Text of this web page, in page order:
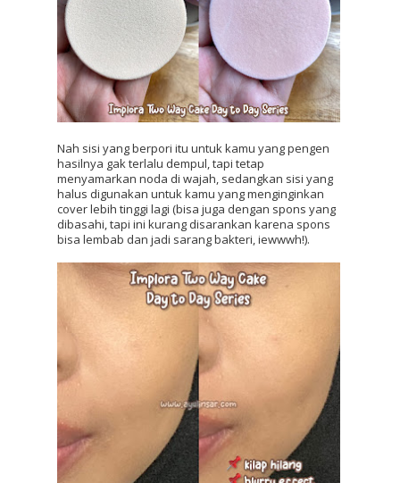
Nah sisi yang berpori itu untuk kamu yang pengen
hasilnya gak terlalu dempul, tapi tetap
menyamarkan noda di wajah, sedangkan sisi yang
halus digunakan untuk kamu yang menginginkan
cover lebih tinggi lagi (bisa juga dengan spons yang
dibasahi, tapi ini kurang disarankan karena spons
bisa lembab dan jadi sarang bakteri, iewwwh!).